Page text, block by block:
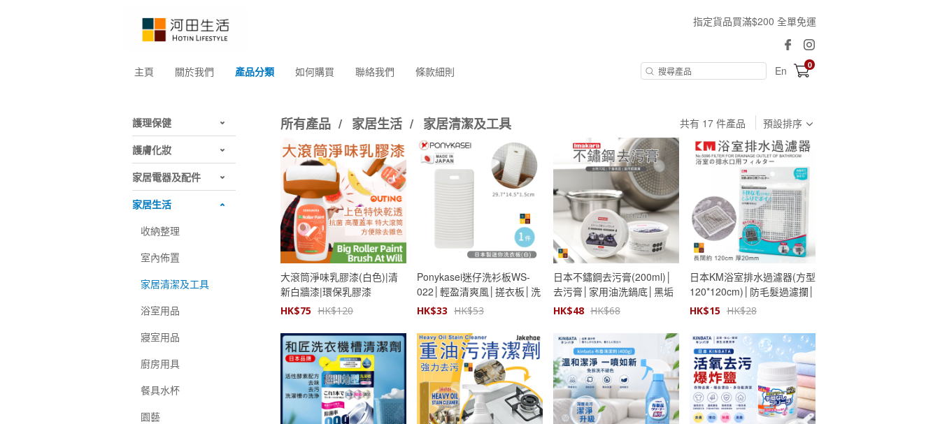
指定貨品買滿$200 全單免運
主頁 關於我們 產品分類 如何購買 聯絡我們 條款細則 En 0
護理保健
護膚化妝
家居電器及配件
家居生活
收納整理
室內佈置
家居清潔及工具
浴室用品
寢室用品
廚房用具
餐具水杯
園藝
所有產品 / 家居生活 / 家居清潔及工具 共有 17 件產品 預設排序
大滾筒淨味乳膠漆(白色)|清
新白牆漆|環保乳膠漆
HK$75 HK$120
Ponykasei迷仔洗衫板WS-
022│輕盈清爽風│搓衣板│洗
濯板
HK$33 HK$53
日本不鏽鋼去污膏(200ml)│
去污膏│家用油洗鍋底│黑垢
除锈清潔劑│強力去污神器
HK$48 HK$68
日本KM浴室排水過濾器(方型
120*120cm)│防毛髮過濾攔│
髮網阻擋│廚房水池防堵神器
HK$15 HK$28